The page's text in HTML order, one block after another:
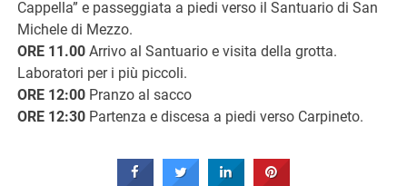
Cappella” e passeggiata a piedi verso il Santuario di San
Michele di Mezzo.
ORE 11.00 Arrivo al Santuario e visita della grotta.
Laboratori per i più piccoli.
ORE 12:00 Pranzo al sacco
ORE 12:30 Partenza e discesa a piedi verso Carpineto.